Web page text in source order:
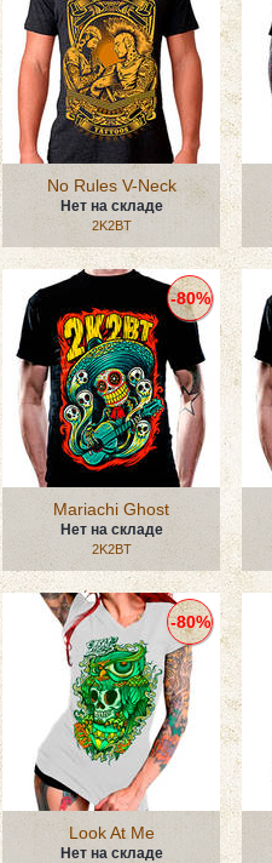
No Rules V-Neck
Нет на складе
2K2BT
Mariachi Ghost
Нет на складе
2K2BT
-80%
Look At Me
Нет на складе
-80%